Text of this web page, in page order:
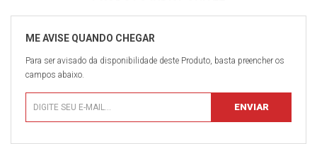
Para ser avisado da disponibilidade deste Produto, basta preencher os
campos abaixo.